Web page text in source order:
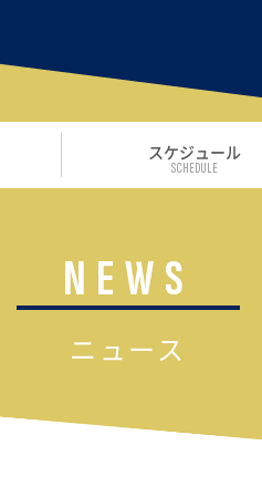
スケジュール
SCHEDULE
NEWS
ニュース